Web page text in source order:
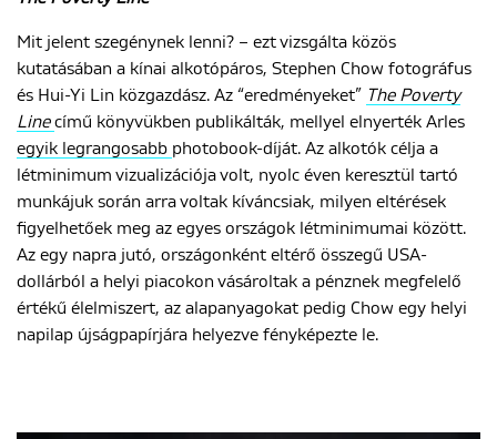
Mit jelent szegénynek lenni? – ezt vizsgálta közös
kutatásában a kínai alkotópáros, Stephen Chow fotográfus
és Hui-Yi Lin közgazdász. Az “eredményeket” The Poverty
Linecímű könyvükben publikálták, mellyel elnyerték Arles
egyik legrangosabb photobook-díját. Az alkotók célja a
létminimum vizualizációja volt, nyolc éven keresztül tartó
munkájuk során arra voltak kíváncsiak, milyen eltérések
figyelhetőek meg az egyes országok létminimumai között.
Az egy napra jutó, országonként eltérő összegű USA-
dollárból a helyi piacokon vásároltak a pénznek megfelelő
értékű élelmiszert, az alapanyagokat pedig Chow egy helyi
napilap újságpapírjára helyezve fényképezte le.